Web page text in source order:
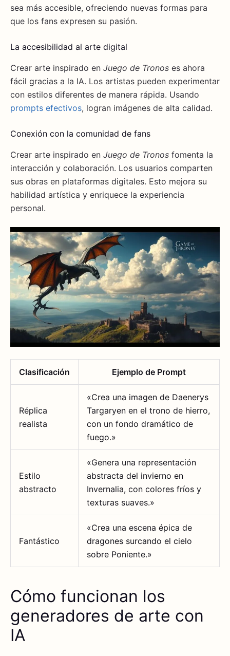
sea más accesible, ofreciendo nuevas formas para
que los fans expresen su pasión.
La accesibilidad al arte digital
Crear arte inspirado en Juego de Tronos es ahora
fácil gracias a la IA. Los artistas pueden experimentar
con estilos diferentes de manera rápida. Usando
prompts efectivos, logran imágenes de alta calidad.
Conexión con la comunidad de fans
Crear arte inspirado en Juego de Tronos fomenta la
interacción y colaboración. Los usuarios comparten
sus obras en plataformas digitales. Esto mejora su
habilidad artística y enriquece la experiencia
personal.
Clasificación Ejemplo de Prompt
Réplica
realista
«Crea una imagen de Daenerys
Targaryen en el trono de hierro,
con un fondo dramático de
fuego.»
Estilo
abstracto
«Genera una representación
abstracta del invierno en
Invernalia, con colores fríos y
texturas suaves.»
Fantástico
«Crea una escena épica de
dragones surcando el cielo
sobre Poniente.»
Cómo funcionan los
generadores de arte con
IA